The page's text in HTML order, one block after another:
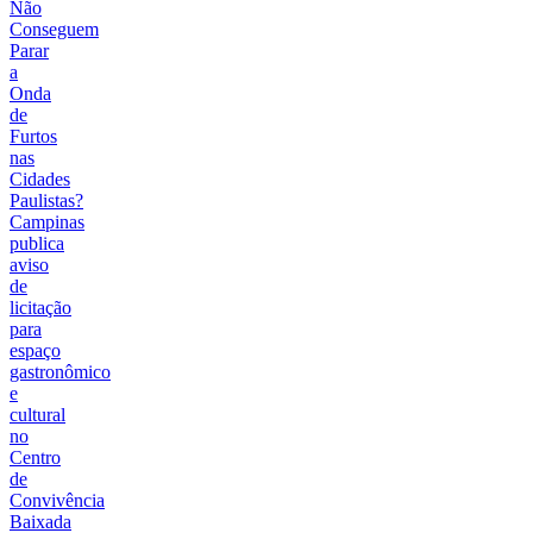
Não
Conseguem
Parar
a
Onda
de
Furtos
nas
Cidades
Paulistas?
Campinas
publica
aviso
de
licitação
para
espaço
gastronômico
e
cultural
no
Centro
de
Convivência
Baixada